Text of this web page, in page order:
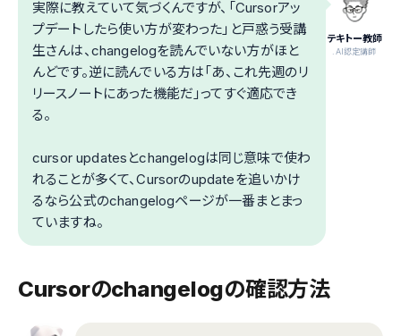
テキトー教師
.AI認定講師
実際に教えていて気づくんですが、「Cursorアッ
プデートしたら使い方が変わった」と戸惑う受講
生さんは、changelogを読んでいない方がほと
んどです。逆に読んでいる方は「あ、これ先週のリ
リースノートにあった機能だ」ってすぐ適応でき
る。
cursor updatesとchangelogは同じ意味で使わ
れることが多くて、Cursorのupdateを追いかけ
るなら公式のchangelogページが一番まとまっ
ていますね。
Cursorのchangelogの確認方法